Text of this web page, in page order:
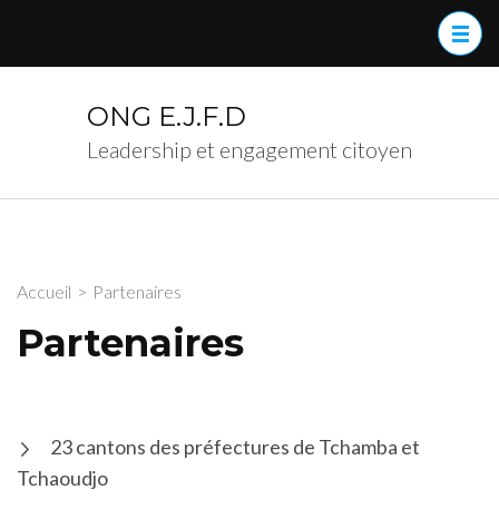
ONG E.J.F.D
Leadership et engagement citoyen
Accueil > Partenaires
Partenaires
23 cantons des préfectures de Tchamba et
Tchaoudjo